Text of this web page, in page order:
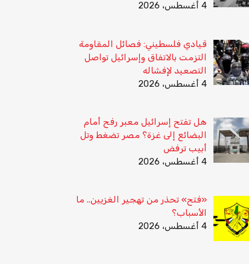
4 أغسطس، 2026
قيادي فلسطيني: فصائل المقاومة
التزمت بالاتفاق وإسرائيل تواصل
التصعيد لإفشاله
4 أغسطس، 2026
هل تفتح إسرائيل معبر رفح أمام
البضائع إلى غزة؟ مصر تضغط وتل
أبيب ترفض
4 أغسطس، 2026
«فتح» تحذر من تهجير الغزيين.. ما
الأسباب؟
4 أغسطس، 2026